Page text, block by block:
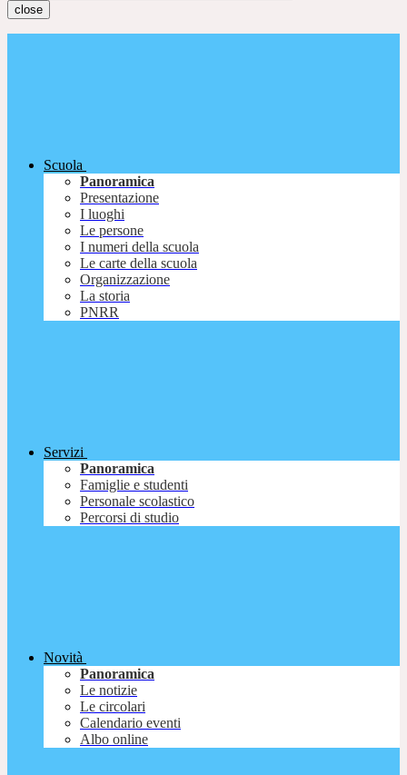
close
Scuola
Panoramica
Presentazione
I luoghi
Le persone
I numeri della scuola
Le carte della scuola
Organizzazione
La storia
PNRR
Servizi
Panoramica
Famiglie e studenti
Personale scolastico
Percorsi di studio
Novità
Panoramica
Le notizie
Le circolari
Calendario eventi
Albo online